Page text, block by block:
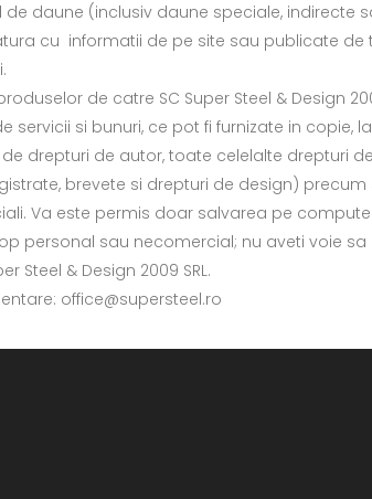
de daune (inclusiv daune speciale,
cu informatii de pe site sau publicate
de catre SC Super Steel & Design
servicii si bunuri, ce pot fi furnizate in copie,
drepturi de autor, toate celelalte drepturi
brevete si drepturi de design) precum
Va este permis doar salvarea pe
personal sau necomercial; nu aveti voie
Steel & Design 2009 SRL.
office@supersteel.ro